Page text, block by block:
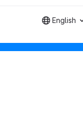
English